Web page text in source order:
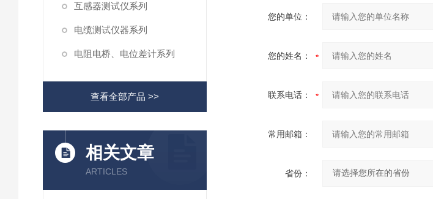
互感器测试仪系列
电缆测试仪器系列
电阻电桥、电位差计系列
查看全部产品 >>
相关文章
ARTICLES
您的单位：
您的姓名：
联系电话：
常用邮箱：
省份：